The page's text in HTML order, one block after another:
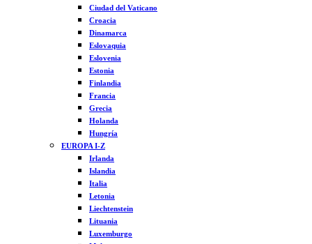
Ciudad del Vaticano
Croacia
Dinamarca
Eslovaquia
Eslovenia
Estonia
Finlandia
Francia
Grecia
Holanda
Hungría
EUROPA I-Z
Irlanda
Islandia
Italia
Letonia
Liechtenstein
Lituania
Luxemburgo